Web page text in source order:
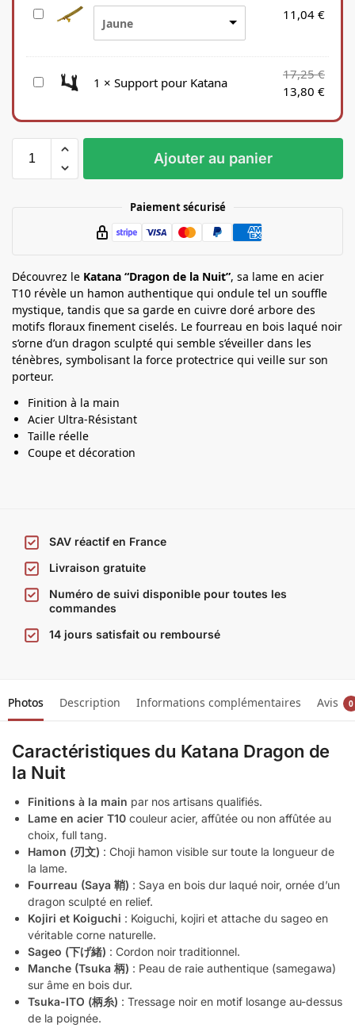
S
n
o
i
e
Jaune
11,04 €
S
p
o
K
a
t
a
n
a
1 × Support pour Katana
17,25€
13,80 €
Ajouter au panier
Paiement sécurisé
Découvrez le Katana “Dragon de la Nuit”, sa lame en acier
T10 révèle un hamon authentique qui ondule tel un souffle
mystique, tandis que sa garde en cuivre doré arbore des
motifs floraux finement ciselés. Le fourreau en bois laqué noir
s’orne d’un dragon sculpté qui semble s’éveiller dans les
ténèbres, symbolisant la force protectrice qui veille sur son
porteur.
Finition à la main
Acier Ultra-Résistant
Taille réelle
Coupe et décoration
SAV réactif en France
Livraison gratuite
Numéro de suivi disponible pour toutes les
commandes
14 jours satisfait ou remboursé
Photos Description Informations complémentaires Avis 0
Caractéristiques du Katana Dragon de
la Nuit
Finitions à la main par nos artisans qualifiés.
Lame en acier T10 couleur acier, affûtée ou non affûtée au
choix, full tang.
Hamon (刃文) : Choji hamon visible sur toute la longueur de
la lame.
Fourreau (Saya 鞘) : Saya en bois dur laqué noir, ornée d’un
dragon sculpté en relief.
Kojiri et Koiguchi : Koiguchi, kojiri et attache du sageo en
véritable corne naturelle.
Sageo (下げ緒) : Cordon noir traditionnel.
Manche (Tsuka 柄) : Peau de raie authentique (samegawa)
sur âme en bois dur.
Tsuka-ITO (柄糸) : Tressage noir en motif losange au-dessus
de la poignée.